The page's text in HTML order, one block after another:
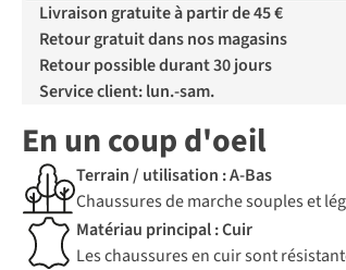
Livraison gratuite à partir de 45 €
Retour gratuit dans nos magasins
Retour possible durant 30 jours
Service client: lun.-sam.
En un coup d'oeil
Terrain / utilisation : A-Bas
Chaussures de marche souples et
Matériau principal : Cuir
Les chaussures en cuir sont